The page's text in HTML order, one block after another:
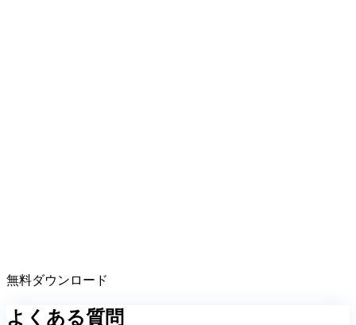
無料ダウンロード
よくある質問